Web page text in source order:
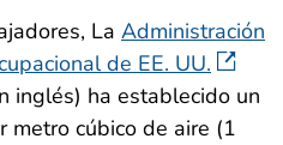
La Administración
de EE. UU.
inglés) ha establecido un
metro cúbico de aire (1